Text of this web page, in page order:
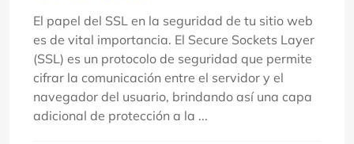
El papel del SSL en la seguridad de tu sitio web
es de vital importancia. El Secure Sockets Layer
(SSL) es un protocolo de seguridad que permite
cifrar la comunicación entre el servidor y el
navegador del usuario, brindando así una capa
adicional de protección a la ...